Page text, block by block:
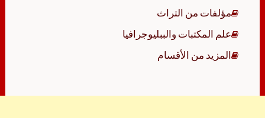
مؤلفات من التراث
علم المكتبات والببليوجرافيا
المزيد من الأقسام